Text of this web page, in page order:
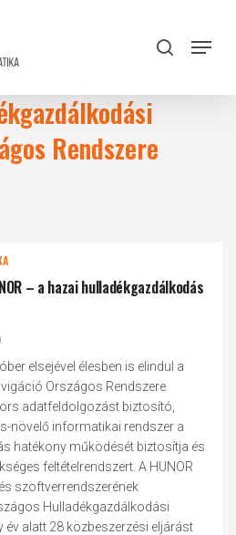
search
Menu
Rendszere
– a hazai hulladékgazdálkodás
elsejével élesben is elindul a
Országos Rendszere
adatfeldolgozást biztosító,
növelő informatikai rendszer a
hatékony működését biztosítja és
feltételrendszert. A HUNOR
szoftverrendszerének
Hulladékgazdálkodási
év alatt 28 közbeszerzési eljárást
Close